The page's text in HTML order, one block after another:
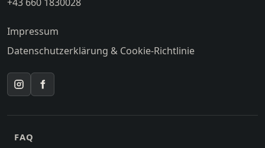
Impressum
Datenschutzerklärung & Cookie-Richtlinie
InstagramFacebook
FAQ